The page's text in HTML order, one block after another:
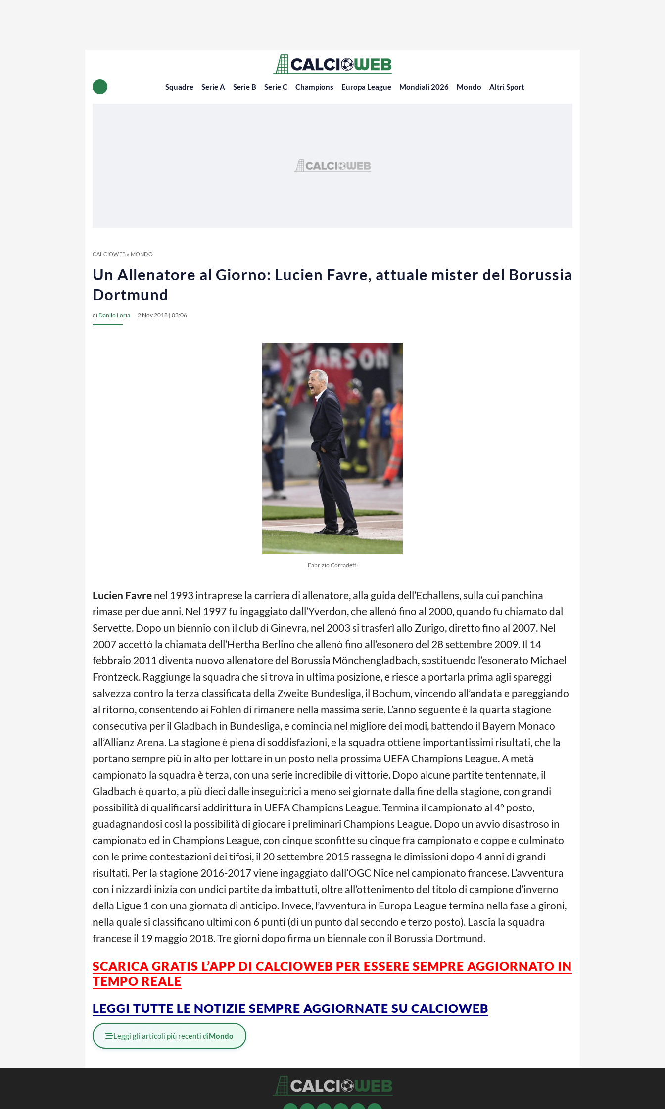
Squadre Serie A Serie B Serie C Champions Europa League Mondiali 2026 Mondo Altri Sport
CALCIOWEB» MONDO
Un Allenatore al Giorno: Lucien Favre, attuale mister del Borussia
Dortmund
di Danilo Loria 2 Nov 2018 | 03:06
Fabrizio Corradetti
Lucien Favre nel 1993 intraprese la carriera di allenatore, alla guida dell’Echallens, sulla cui panchina
rimase per due anni. Nel 1997 fu ingaggiato dall’Yverdon, che allenò fino al 2000, quando fu chiamato dal
Servette. Dopo un biennio con il club di Ginevra, nel 2003 si trasferì allo Zurigo, diretto fino al 2007. Nel
2007 accettò la chiamata dell’Hertha Berlino che allenò fino all’esonero del 28 settembre 2009. Il 14
febbraio 2011 diventa nuovo allenatore del Borussia Mönchengladbach, sostituendo l’esonerato Michael
Frontzeck. Raggiunge la squadra che si trova in ultima posizione, e riesce a portarla prima agli spareggi
salvezza contro la terza classificata della Zweite Bundesliga, il Bochum, vincendo all’andata e pareggiando
al ritorno, consentendo ai Fohlen di rimanere nella massima serie. L’anno seguente è la quarta stagione
consecutiva per il Gladbach in Bundesliga, e comincia nel migliore dei modi, battendo il Bayern Monaco
all’Allianz Arena. La stagione è piena di soddisfazioni, e la squadra ottiene importantissimi risultati, che la
portano sempre più in alto per lottare in un posto nella prossima UEFA Champions League. A metà
campionato la squadra è terza, con una serie incredibile di vittorie. Dopo alcune partite tentennate, il
Gladbach è quarto, a più dieci dalle inseguitrici a meno sei giornate dalla fine della stagione, con grandi
possibilità di qualificarsi addirittura in UEFA Champions League. Termina il campionato al 4º posto,
guadagnandosi così la possibilità di giocare i preliminari Champions League. Dopo un avvio disastroso in
campionato ed in Champions League, con cinque sconfitte su cinque fra campionato e coppe e culminato
con le prime contestazioni dei tifosi, il 20 settembre 2015 rassegna le dimissioni dopo 4 anni di grandi
risultati. Per la stagione 2016-2017 viene ingaggiato dall’OGC Nice nel campionato francese. L’avventura
con i nizzardi inizia con undici partite da imbattuti, oltre all’ottenimento del titolo di campione d’inverno
della Ligue 1 con una giornata di anticipo. Invece, l’avventura in Europa League termina nella fase a gironi,
nella quale si classificano ultimi con 6 punti (di un punto dal secondo e terzo posto). Lascia la squadra
francese il 19 maggio 2018. Tre giorni dopo firma un biennale con il Borussia Dortmund.
SCARICA GRATIS L’APP DI CALCIOWEB PER ESSERE SEMPRE AGGIORNATO IN
TEMPO REALE
LEGGI TUTTE LE NOTIZIE SEMPRE AGGIORNATE SU CALCIOWEB
Leggi gli articoli più recenti diMondo